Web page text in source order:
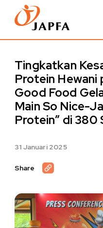
Tingkatkan
Protein Hewani
Good Food
Main So Nice-
Protein” di 380
31 Januari 2025
Share